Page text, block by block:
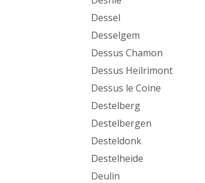
Dessel
Desselgem
Dessus Chamon
Dessus Heilrimont
Dessus le Coine
Destelberg
Destelbergen
Desteldonk
Destelheide
Deulin